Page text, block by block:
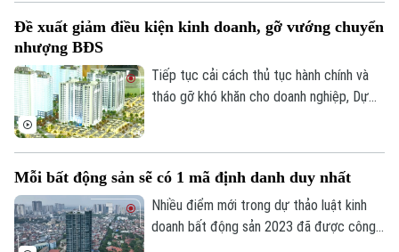
hơn khi sử dụng đòn bẩy tài chính.
Đề xuất giảm điều kiện kinh doanh, gỡ vướng chuyển
nhượng BĐS
Tiếp tục cải cách thủ tục hành chính và
tháo gỡ khó khăn cho doanh nghiệp, Dự
nhượng dự án.
Mỗi bất động sản sẽ có 1 mã định danh duy nhất
Nhiều điểm mới trong dự thảo luật kinh
doanh bất động sản 2023 đã được công